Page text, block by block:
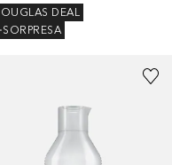
DEAL
SORPRESA